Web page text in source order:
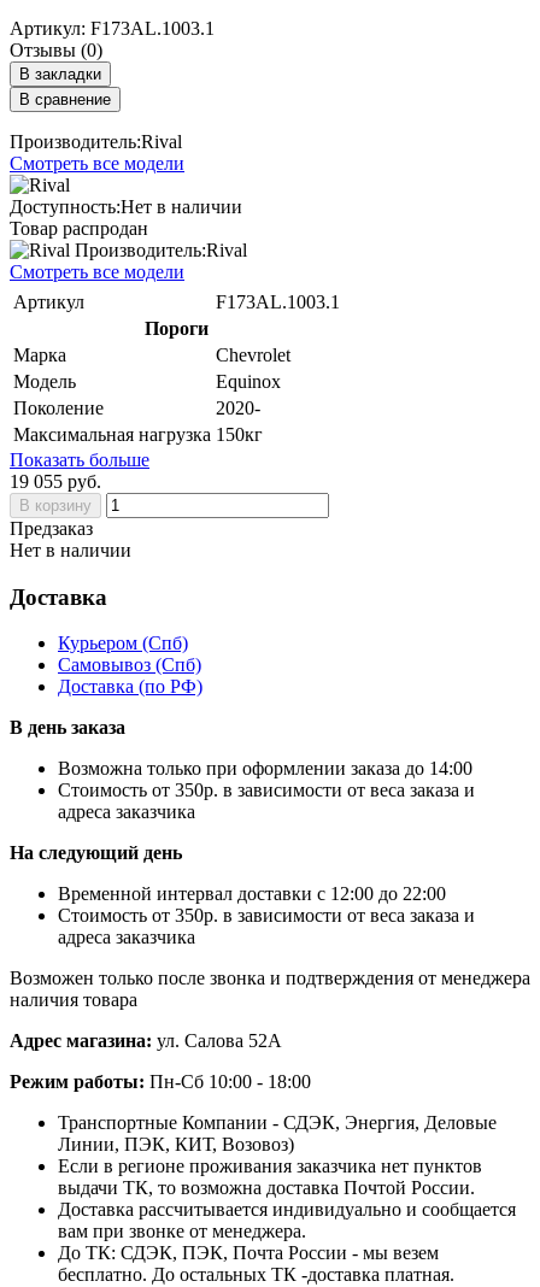
Артикул: F173AL.1003.1
Отзывы (0)
В закладки
В сравнение
Производитель:Rival
Смотреть все модели
Доступность:Нет в наличии
Товар распродан
Производитель:Rival
Смотреть все модели
Артикул
F173AL.1003.1
Пороги
Марка
Chevrolet
Модель
Equinox
Поколение
2020-
Максимальная нагрузка 150кг
Показать больше
19 055 руб.
В корзину
Предзаказ
Нет в наличии
Доставка
Курьером (Спб)
Самовывоз (Спб)
Доставка (по РФ)
В день заказа
Возможна только при оформлении заказа до 14:00
Стоимость от 350р. в зависимости от веса заказа и
адреса заказчика
На следующий день
Временной интервал доставки с 12:00 до 22:00
Стоимость от 350р. в зависимости от веса заказа и
адреса заказчика
Возможен только после звонка и подтверждения от менеджера
наличия товара
Адрес магазина: ул. Салова 52А
Режим работы: Пн-Сб 10:00 - 18:00
Транспортные Компании - СДЭК, Энергия, Деловые
Линии, ПЭК, КИТ, Возовоз)
Если в регионе проживания заказчика нет пунктов
выдачи ТК, то возможна доставка Почтой России.
Доставка рассчитывается индивидуально и сообщается
вам при звонке от менеджера.
До ТК: СДЭК, ПЭК, Почта России - мы везем
бесплатно. До остальных ТК -доставка платная.